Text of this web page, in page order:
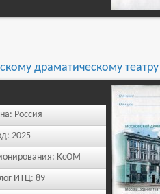
драматическому
Россия
2025
КсОМ
ИТЦ: 89